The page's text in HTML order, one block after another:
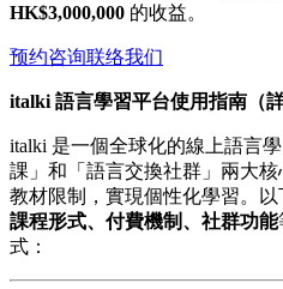
HK$3,000,000 的收益。
预约咨询联络我们
italki 語言學習平台使用指南（詳
italki 是一個全球化的線上語言
課」和「語言交換社群」兩大
教材限制，實現個性化學習。以
課程形式、付費機制、社群功能
式：